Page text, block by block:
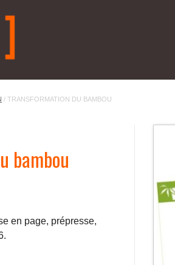
/ TRANSFORMATION DU BAMBOU
bambou
en page, prépresse,